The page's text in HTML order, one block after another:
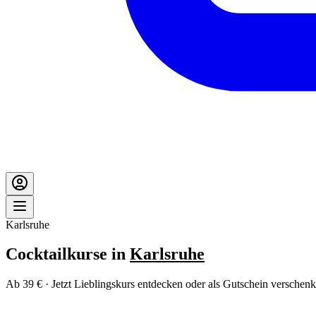
Karlsruhe
Cocktailkurse in Karlsruhe
Ab 39 € · Jetzt Lieblingskurs entdecken oder als Gutschein